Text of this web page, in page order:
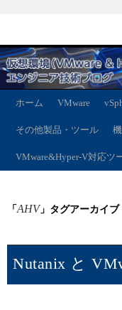
ホーム VMware
その他製品・ツール
VMware&Hyper-V対応ツ
「AHV」タグアーカイブ
Nutanix と